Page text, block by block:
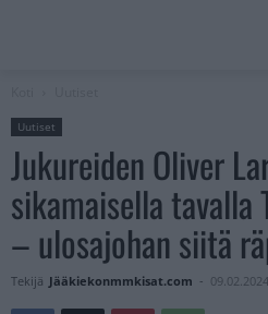
Uutiset
Jukureiden Oliver
sikamaisella tavalla
– ulosajohan siitä
Tekijä Jääkiekonmmkisat.com -